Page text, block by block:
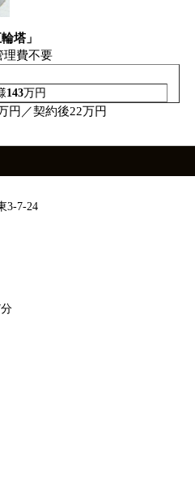
塔」
費不要
143万円
円／契約後22万円
3-7-24